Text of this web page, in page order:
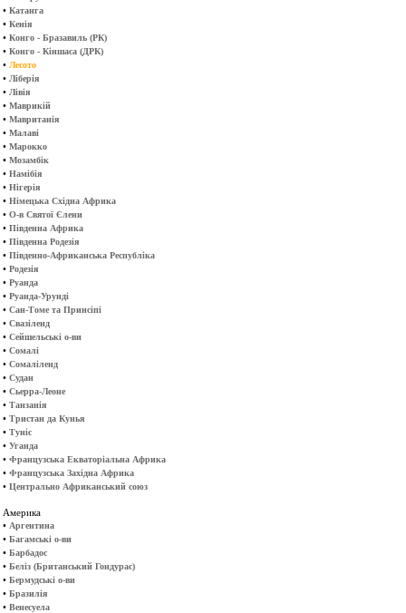
• Катанга
• Кенія
• Конго - Бразавиль (РК)
• Конго - Кіншаса (ДРК)
• Лесото
• Ліберія
• Лівія
• Маврикій
• Мавританія
• Малаві
• Марокко
• Мозамбік
• Намібія
• Нігерія
• Німецька Східна Африка
• О-в Святої Єлени
• Південна Африка
• Південна Родезія
• Південно-Африканська Республіка
• Родезія
• Руанда
• Руанда-Урунді
• Сан-Томе та Принсіпі
• Свазіленд
• Сейшельські о-ви
• Сомалі
• Сомаліленд
• Судан
• Сьерра-Леоне
• Танзанія
• Тристан да Кунья
• Туніс
• Уганда
• Французська Екваторіальна Африка
• Французська Західна Африка
• Центрально Африканський союз
Америка
• Аргентина
• Багамські о-ви
• Барбадос
• Беліз (Британський Гондурас)
• Бермудські о-ви
• Бразилія
• Венесуела